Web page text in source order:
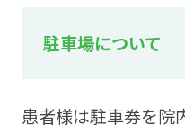
駐車場について
患者様は駐車券を院